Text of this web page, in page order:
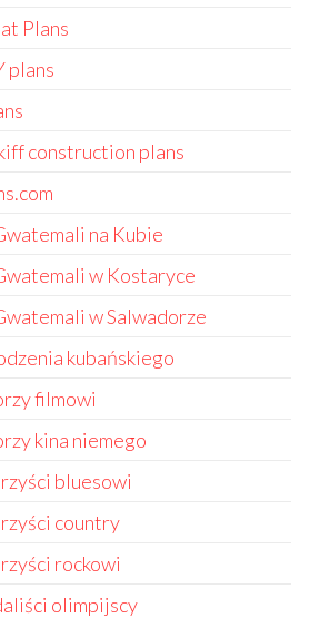
Plans
plans
construction plans
na Kubie
w Kostaryce
w Salwadorze
kubańskiego
filmowi
kina niemego
bluesowi
country
rockowi
olimpijscy